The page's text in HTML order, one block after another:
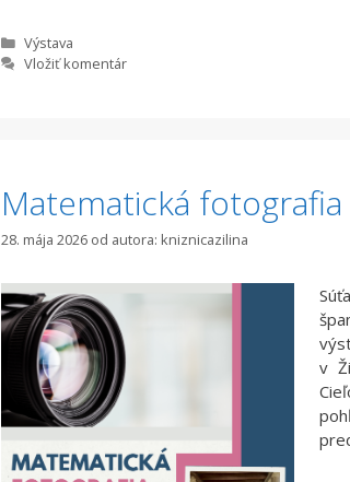
Kategórie
Výstava
Vložiť komentár
Matematická fotografia
28. mája 2026 od autora: kniznicazilina
v